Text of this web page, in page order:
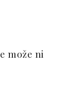
može ni